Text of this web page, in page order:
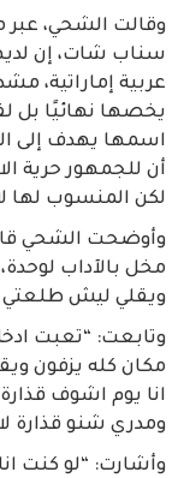
وقالت الشحي،
سناب شات، إن
عربية إماراتية،
يخصها نهائيًا بل
اسمها يهدف إلى
أن للجمهور حرية
لكن المنسوب لها
وأوضحت الشحي
مخل بالآداب
ويقلي ليش طلعتي
وتابعت: “تعبت
مكان كله يزفون
انا يوم اشوف
ومدري شنو قذارة
وأشارت: “لو كنت